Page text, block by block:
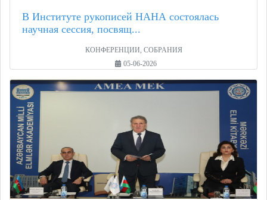
В Институте рукописей НАНА состоялась
научная сессия, посвящ...
КОНФЕРЕНЦИИ, СОБРАНИЯ
05-06-2026